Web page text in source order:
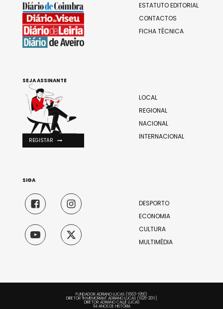
ESTATUTO EDITORIAL
CONTACTOS
FICHA TÉCNICA
LOCAL
REGIONAL
NACIONAL
INTERNACIONAL
DESPORTO
ECONOMIA
CULTURA
MULTIMÉDIA
SEJA ASSINANTE
REGISTAR
SIGA
FUNDADOR: ADRIANO LUCAS (1883-1950)
DIRETOR "IN MEMORIAM": ADRIANO LUCAS (1925-2011)
DIRETOR: ADRIANO CALLÉ LUCAS
94 ANOS DE HISTÓRIA